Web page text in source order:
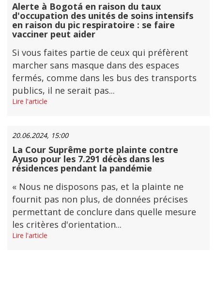
Alerte à Bogotá en raison du taux
d'occupation des unités de soins intensifs
en raison du pic respiratoire : se faire
vacciner peut aider
Si vous faites partie de ceux qui préfèrent
marcher sans masque dans des espaces
fermés, comme dans les bus des transports
publics, il ne serait pas...
Lire l'article
20.06.2024, 15:00
La Cour Suprême porte plainte contre
Ayuso pour les 7.291 décès dans les
résidences pendant la pandémie
« Nous ne disposons pas, et la plainte ne
fournit pas non plus, de données précises
permettant de conclure dans quelle mesure
les critères d'orientation...
Lire l'article